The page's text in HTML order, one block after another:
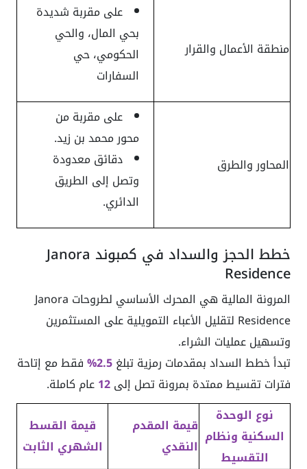
منطقة الأعمال والقرار
على مقربة شديدة
بحي المال، والحي
الحكومي، حي
السفارات
المحاور والطرق
على مقربة من
محور محمد بن زيد.
دقائق معدودة
وتصل إلى الطريق
الدائري.
خطط الحجز والسداد في كمبوند Janora
Residence
المرونة المالية هي المحرك الأساسي لطروحات Janora
Residence لتقليل الأعباء التمويلية على المستثمرين
وتسهيل عمليات الشراء.
تبدأ خطط السداد بمقدمات رمزية تبلغ 2.5
%فقط مع إتاحة
فترات تقسيط ممتدة بمرونة تصل إلى12عام كاملة.
نوع الوحدة
السكنية ونظام
التقسيط
قيمة المقدم
النقدي
قيمة القسط
الشهري الثابت